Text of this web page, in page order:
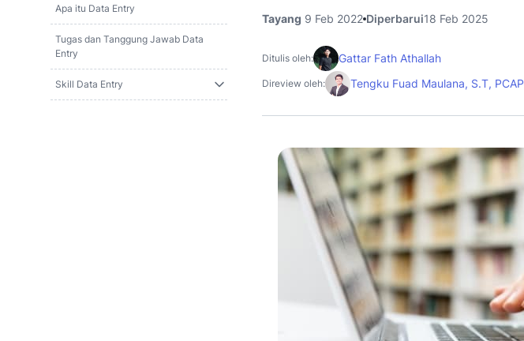
Apa itu Data Entry
Tugas dan Tanggung Jawab Data
Entry
Skill Data Entry
Tayang 9 Feb 2022 Diperbarui18 Feb 2025
Ditulis oleh: Gattar Fath Athallah
Direview oleh: Tengku Fuad Maulana, S.T, PCAP